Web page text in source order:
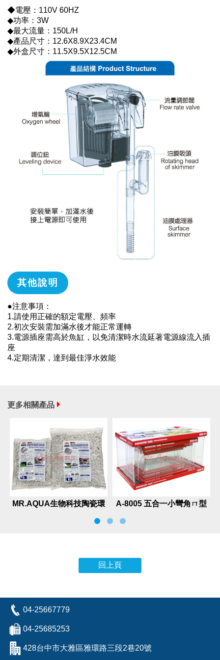
◆電壓：110V 60HZ
◆功率：3W
◆最大流量：150L/H
◆產品尺寸：12.6X8.9X23.4CM
◆外盒尺寸：11.5X9.5X12.5CM
其他說明
●注意事項：
1.請使用正確的額定電壓、頻率
2.初次安裝需加滿水後才能正常運轉
3.電源插座需高於魚缸，以免清潔時水流延著電源線流入插
座
4.定期清潔，達到最佳淨水效能
更多相關產品
MR.AQUA生物科技陶瓷環
A-8005 五合一小彎角ㄇ型
回上頁
04-25667779
04-25685253
428台中市大雅區雅環路三段2巷20號